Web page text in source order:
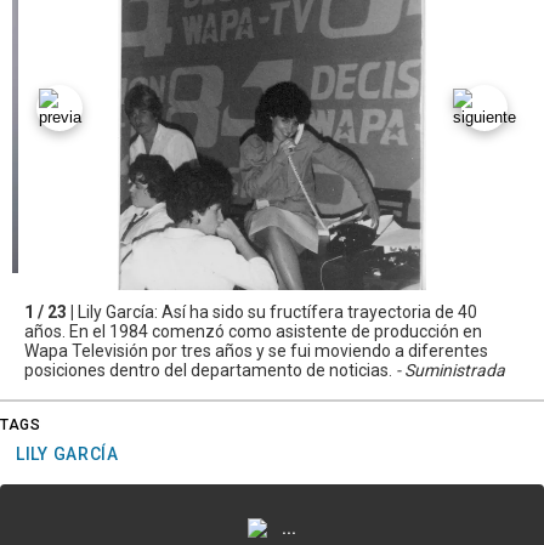
1 / 23 |
Lily García: Así ha sido su fructífera trayectoria de 40
años. En el 1984 comenzó como asistente de producción en
Wapa Televisión por tres años y se fui moviendo a diferentes
posiciones dentro del departamento de noticias. - Suministrada
TAGS
LILY GARCÍA
...